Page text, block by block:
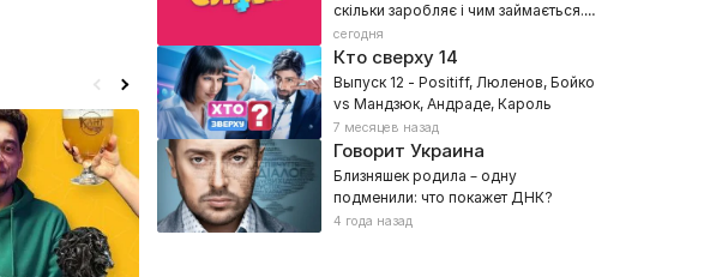
скільки заробляє і чим займається.
Павло Шилько
сегодня
Кто сверху14
Выпуск 12 - Positiff, Люленов, Бойко
vs Мандзюк, Андраде, Кароль
7 месяцев назад
Говорит Украина
Близняшек родила – одну
подменили: что покажет ДНК?
4 года назад